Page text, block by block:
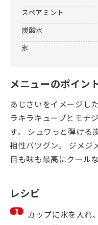
スペアミント
炭酸水
氷
メニューのポイン
あじさいをイメージし
ラキラキューブとモナ
す。 シュワっと弾ける
相性バツグン。 ジメジ
目も味も最高にクール
レシピ
カップに氷を入れ